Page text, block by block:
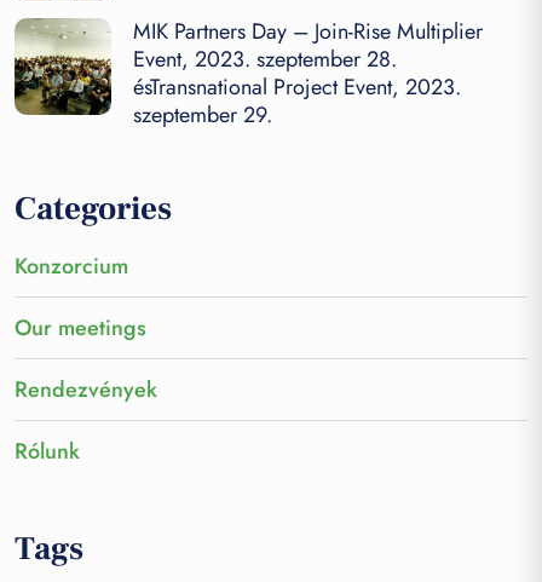
MIK Partners Day – Join-Rise Multiplier
Event, 2023. szeptember 28.
ésTransnational Project Event, 2023.
szeptember 29.
Categories
Konzorcium
Our meetings
Rendezvények
Rólunk
Tags